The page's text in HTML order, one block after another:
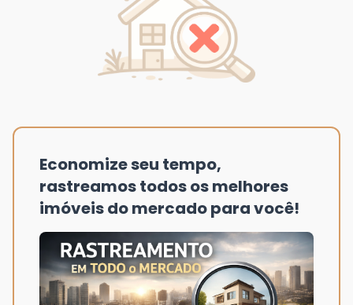
Economize seu tempo,
rastreamos todos os melhores
imóveis do mercado para você!